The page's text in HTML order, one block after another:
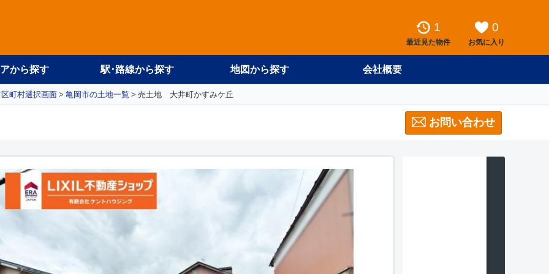
1
最近見た物件
0
お気に入り
から探す 駅･路線から探す 地図から探す 会社概要
町村選択画面 亀岡市の土地一覧 売土地 大井町かすみケ丘
お問い合わせ